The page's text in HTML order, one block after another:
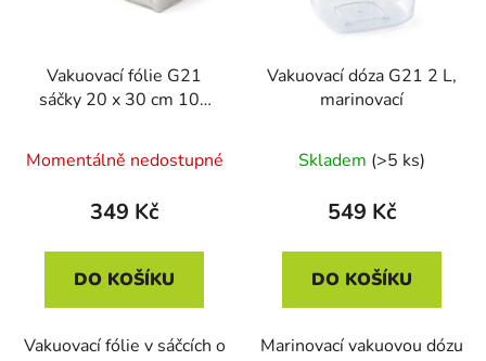
Vakuovací fólie G21
sáčky 20 x 30 cm 100
Momentálně nedostupné
349 Kč
DO KOŠÍKU
Vakuovací fólie v sáčcích o
Vakuovací dóza G21 2 L,
marinovací
Skladem (>5 ks)
549 Kč
DO KOŠÍKU
Marinovací vakuovou dózu